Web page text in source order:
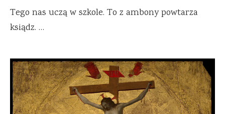
Tego nas uczą w szkole. To z ambony powtarza
ksiądz. …